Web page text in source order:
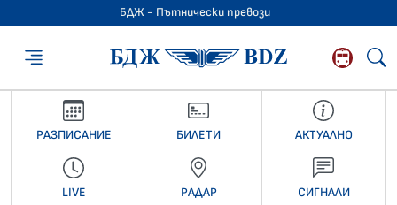
БДЖ - Пътнически превози
БДЖ -
РАЗПИСАНИЕ БИЛЕТИ АКТУАЛНО
LIVE РАДАР СИГНАЛИ